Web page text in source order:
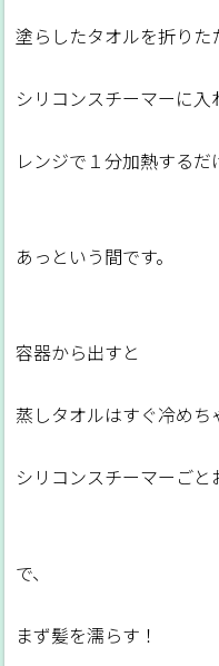
塗らしたタオルを折りた
シリコンスチーマーに入
レンジで１分加熱する
あっという間です。
容器から出すと
蒸しタオルはすぐ冷めち
シリコンスチーマーごと
で、
まず髪を濡らす！